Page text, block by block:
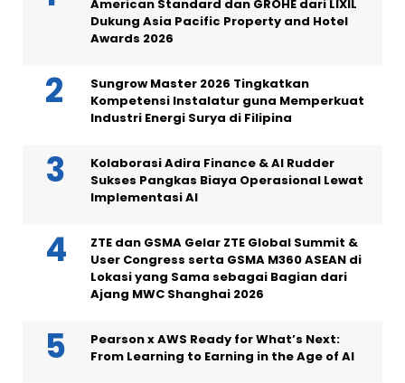
American Standard dan GROHE dari LIXIL
Dukung Asia Pacific Property and Hotel
Awards 2026
Sungrow Master 2026 Tingkatkan
Kompetensi Instalatur guna Memperkuat
Industri Energi Surya di Filipina
Kolaborasi Adira Finance & AI Rudder
Sukses Pangkas Biaya Operasional Lewat
Implementasi AI
ZTE dan GSMA Gelar ZTE Global Summit &
User Congress serta GSMA M360 ASEAN di
Lokasi yang Sama sebagai Bagian dari
Ajang MWC Shanghai 2026
Pearson x AWS Ready for What’s Next:
From Learning to Earning in the Age of AI